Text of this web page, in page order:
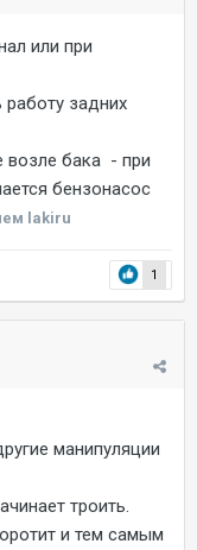
или при
работу задних
возле бака - при
бензонасос
lakiru
1
манипуляции
троить.
и тем самым